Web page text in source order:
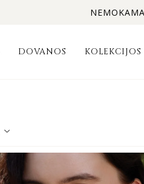
DOVANOS KOLEKCIJOS